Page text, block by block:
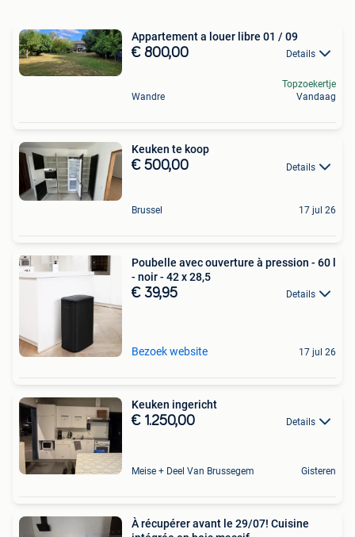
Appartement a louer libre 01 / 09
€ 800,00 Details
Wandre
Topzoekertje
Vandaag
Keuken te koop
€ 500,00 Details
Brussel 17 jul 26
Poubelle avec ouverture à pression - 60 l
- noir - 42 x 28,5
€ 39,95 Details
Bezoek website 17 jul 26
Keuken ingericht
€ 1.250,00 Details
Meise + Deel Van Brussegem Gisteren
À récupérer avant le 29/07! Cuisine